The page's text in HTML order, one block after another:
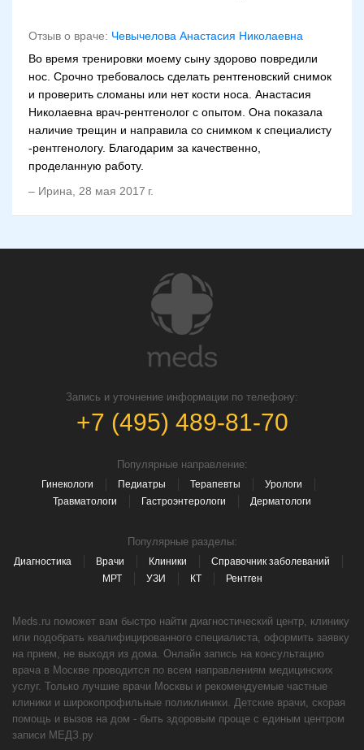
Отзыв о враче: Чевычелова Анастасия Николаевна
Во время тренировки моему сыну здорово повредили
нос. Срочно требовалось сделать рентгеновский снимок
и проверить сломаны или нет кости носа. Анастасия
Николаевна врач-рентгенолог с опытом. Она показала
наличие трещин и направила со снимком к специалисту
-рентгенологу. Благодарим за качественно,
проделанную работу.
– Ирина 28 мая 2017 г.
Запись и уточнение информации по телефону:
+7 (495) 489-81-70
Популярные направление:
Гинекологи Педиатры Терапевты
Урологи
Травматологи
Гастроэнтерологи Дерматологи
Популярные разделы:
Диагностика Врачи Клиники
Справочник заболеваний
МРТ
УЗИ КТ Рентген
Meds.ru поможет вам быстро найти диагностический центр, клинику
или подобрать квалифицированного специалиста, оформить заявку
на прием, не выходя из дома. Онлайн запись на консультацию
врача в Москве проводится по всем направлениям медицинских
услуг. Только лучшие врачи Москвы и рекомендуемые частные
клиники и широкопрофильные поликлиники. Детские врачи, скорая
помощь и вызов на дом - быть здоровым проще с единым центром
записи МЕДЗ.ру